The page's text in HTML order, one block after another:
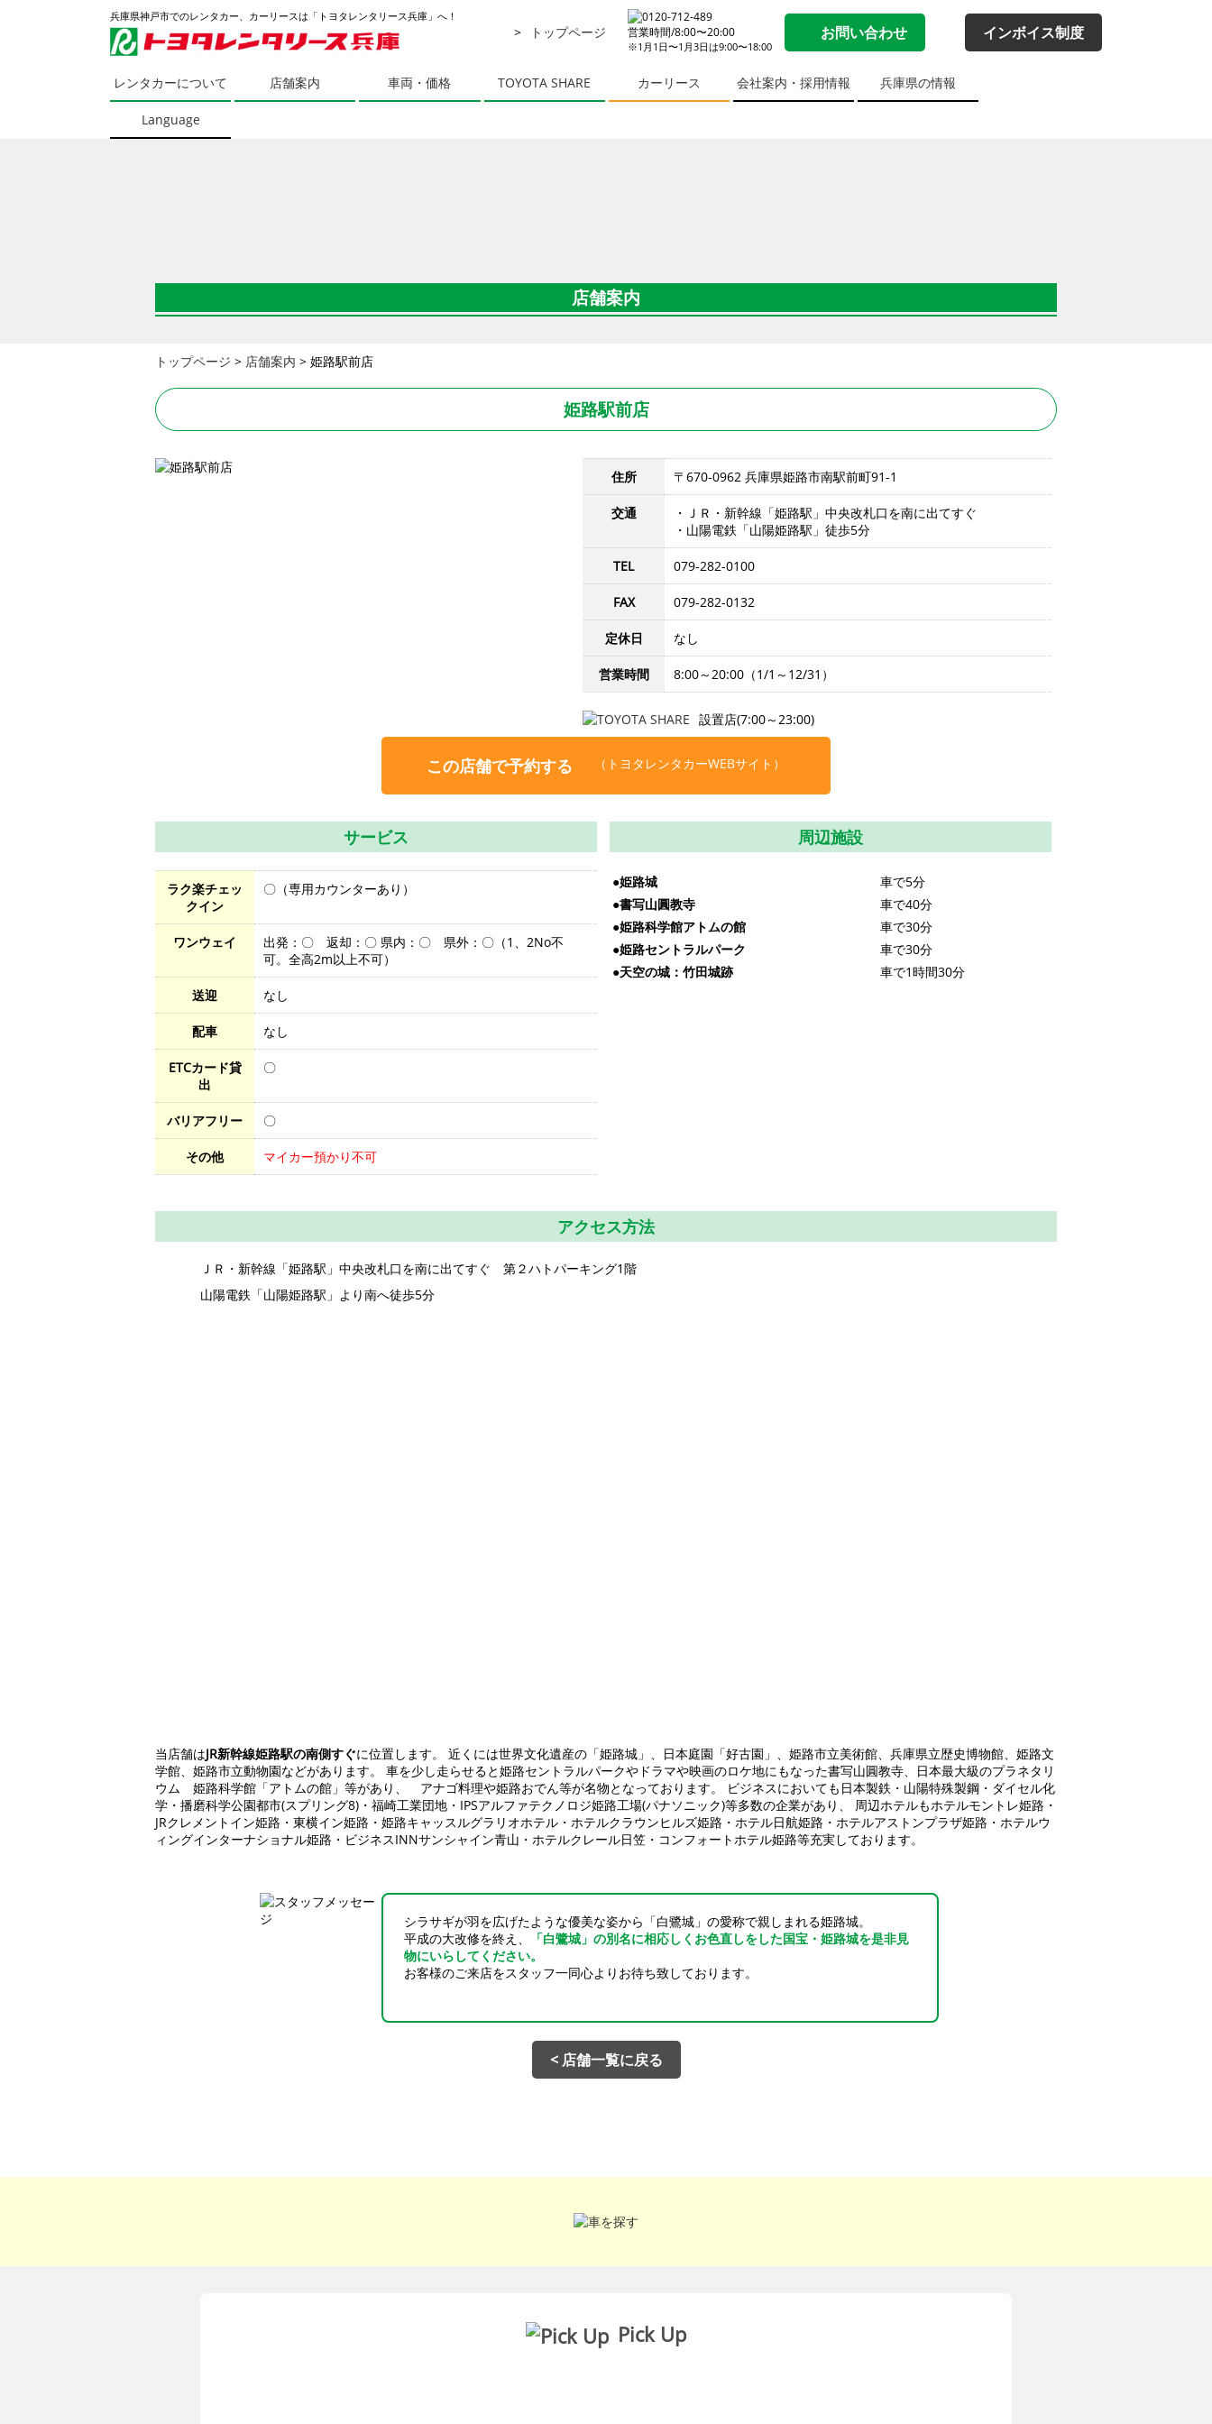
兵庫県神戸市でのレンタカー、カーリースは「トヨタレンタリース兵庫」へ！
トップページ 営業時間/8:00〜20:00
※1月1日〜1月3日は9:00〜18:00
お問い合わせ インボイス制度
レンタカーについて 店舗案内 車両・価格 TOYOTA SHARE カーリース 会社案内・採用情報 兵庫県の情報
Language
店舗案内
トップページ > 店舗案内 > 姫路駅前店
姫路駅前店
住所 〒670-0962 兵庫県姫路市南駅前町91-1
交通
・ＪＲ・新幹線「姫路駅」中央改札口を南に出てすぐ
・山陽電鉄「山陽姫路駅」徒歩5分
TEL 079-282-0100
FAX 079-282-0132
定休日 なし
営業時間 8:00～20:00（1/1～12/31）
設置店(7:00～23:00)
この店舗で予約する （トヨタレンタカーWEBサイト）
サービス
ラク楽チェッ
クイン
〇（専用カウンターあり）
ワンウェイ
出発：〇 返却：〇 県内：〇 県外：〇（1、2No不
可。全高2m以上不可）
送迎 なし
配車 なし
ETCカード貸
出
〇
バリアフリー 〇
その他 マイカー預かり不可
周辺施設
●姫路城
車で5分
●書写山圓教寺
車で40分
●姫路科学館アトムの館
車で30分
●姫路セントラルパーク
車で30分
●天空の城：竹田城跡
車で1時間30分
アクセス方法
ＪＲ・新幹線「姫路駅」中央改札口を南に出てすぐ 第２ハトパーキング1階
山陽電鉄「山陽姫路駅」より南へ徒歩5分
当店舗はJR新幹線姫路駅の南側すぐに位置します。 近くには世界文化遺産の「姫路城」、日本庭園「好古園」、姫路市立美術館、兵庫県立歴史博物館、姫路文
学館、姫路市立動物園などがあります。 車を少し走らせると姫路セントラルパークやドラマや映画のロケ地にもなった書写山圓教寺、日本最大級のプラネタリ
ウム 姫路科学館「アトムの館」等があり、 アナゴ料理や姫路おでん等が名物となっております。 ビジネスにおいても日本製鉄・山陽特殊製鋼・ダイセル化
学・播磨科学公園都市(スプリング8)・福崎工業団地・IPSアルファテクノロジ姫路工場(パナソニック)等多数の企業があり、 周辺ホテルもホテルモントレ姫路・
JRクレメントイン姫路・東横イン姫路・姫路キャッスルグラリオホテル・ホテルクラウンヒルズ姫路・ホテル日航姫路・ホテルアストンプラザ姫路・ホテルウ
ィングインターナショナル姫路・ビジネスINNサンシャイン青山・ホテルクレール日笠・コンフォートホテル姫路等充実しております。
シラサギが羽を広げたような優美な姿から「白鷺城」の愛称で親しまれる姫路城。
平成の大改修を終え、
「白鷺城」の別名に相応しくお色直しをした国宝・姫路城を是非見
物にいらしてください。
お客様のご来店をスタッフ一同心よりお待ち致しております。
< 店舗一覧に戻る
Pick Up